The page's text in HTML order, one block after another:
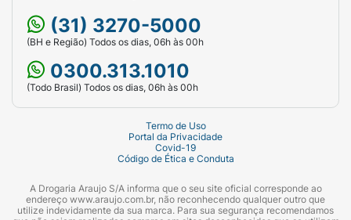
(31) 3270-5000
(BH e Região) Todos os dias, 06h às 00h
0300.313.1010
(Todo Brasil) Todos os dias, 06h às 00h
Termo de Uso
Portal da Privacidade
Covid-19
Código de Ética e Conduta
A Drogaria Araujo S/A informa que o seu site oficial corresponde ao
endereço www.araujo.com.br, não reconhecendo qualquer outro que
utilize indevidamente da sua marca. Para sua segurança recomendamos